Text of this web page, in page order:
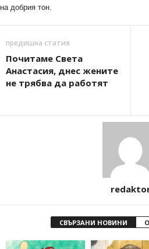
на добрия тон.
предишна статия
Почитаме Света
Анастасия, днес жените
не трябва да работят
СВЪРЗАНИ НОВИНИ